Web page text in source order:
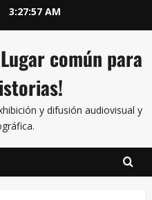
3:27:57 AM
común para
y difusión audiovisual y